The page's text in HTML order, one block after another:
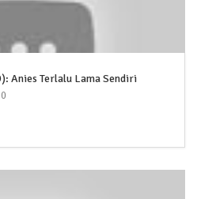
Anies Terlalu Lama Sendiri